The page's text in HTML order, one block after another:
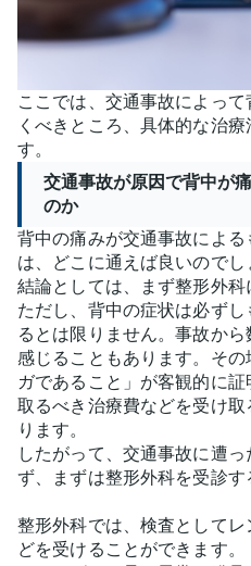
ここでは、交通事故によっ
くべきところ、具体的な治
す。
交通事故が原因で背中が
のか
背中の痛みが交通事故によ
は、どこに通えば良いのでし
結論としては、まず整形外科
ただし、背中の症状は必ず
るとは限りません。事故か
感じることもあります。そ
ガであること」が客観的に
取るべき治療費などを受け
ります。
したがって、交通事故に遭
ず、まずは整形外科を受診す
整形外科では、検査として
どを受けることができます。